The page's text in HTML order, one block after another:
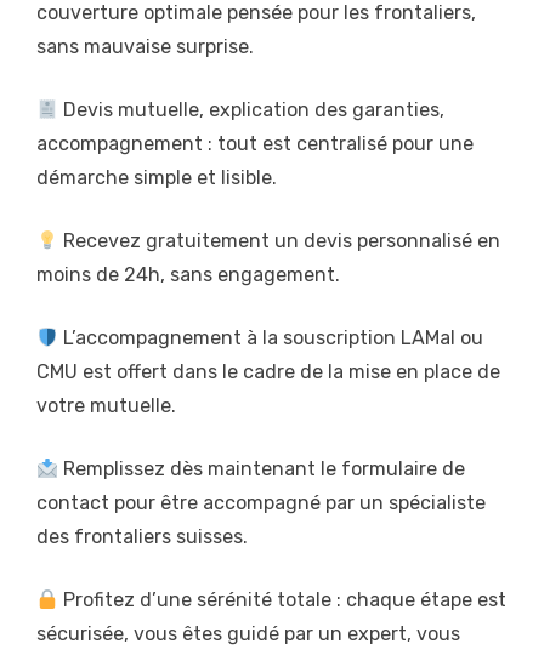
couverture optimale pensée pour les frontaliers,
sans mauvaise surprise.
Devis mutuelle, explication des garanties,
accompagnement : tout est centralisé pour une
démarche simple et lisible.
Recevez gratuitement un devis personnalisé en
moins de 24h, sans engagement.
L’accompagnement à la souscription LAMal ou
CMU est offert dans le cadre de la mise en place de
votre mutuelle.
Remplissez dès maintenant le formulaire de
contact pour être accompagné par un spécialiste
des frontaliers suisses.
Profitez d’une sérénité totale : chaque étape est
sécurisée, vous êtes guidé par un expert, vous